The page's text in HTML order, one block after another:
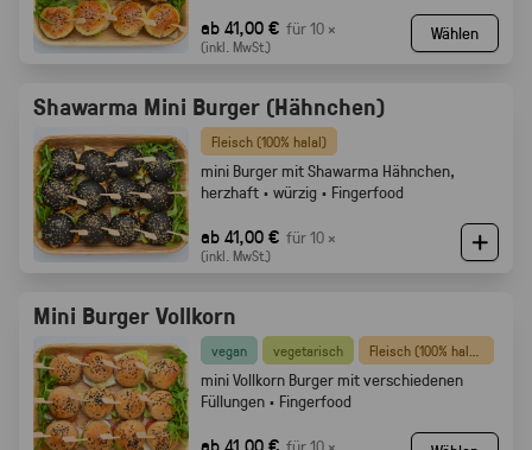
ab 41,00 € für 10 ×
(inkl. MwSt.)
Wählen
Shawarma Mini Burger (Hähnchen)
Fleisch (100% halal)
mini Burger mit Shawarma Hähnchen,
herzhaft · würzig · Fingerfood
ab 41,00 € für 10 ×
(inkl. MwSt.)
Mini Burger Vollkorn
vegan vegetarisch
mini Vollkorn Burger mit verschiedenen
Füllungen · Fingerfood
ab 41,00 €